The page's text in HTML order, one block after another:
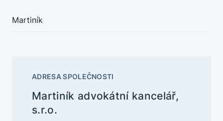
Martiník
ADRESA SPOLEČNOSTI
Martiník advokátní kancelář,
s.r.o.